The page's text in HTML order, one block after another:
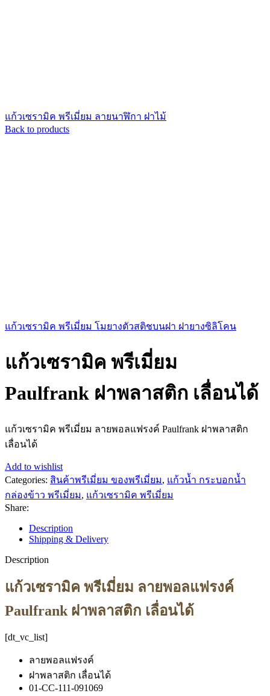
แก้วเซรามิค พรีเมี่ยม ลายนาฬิกา ฝาไม้
Back to products
แก้วเซรามิค พรีเมี่ยม โมยางตัวสติชบนฝา ฝายางซิลิโคน
แก้วเซรามิค พรีเมี่ยม
Paulfrank ฝาพลาสติก เลื่อนได้
แก้วเซรามิค พรีเมี่ยม ลายพอลแฟรงค์ Paulfrank ฝาพลาสติก
เลื่อนได้
Add to wishlist
Categories: สินค้าพรีเมี่ยม ของพรีเมี่ยม, แก้วน้ำ กระบอกน้ำ
กล่องข้าว พรีเมี่ยม, แก้วเซรามิค พรีเมี่ยม
Share:
Description
Shipping & Delivery
Description
แก้วเซรามิค พรีเมี่ยม ลายพอลแฟรงค์
Paulfrank ฝาพลาสติก เลื่อนได้
[dt_vc_list]
ลายพอลแฟรงค์
ฝาพลาสติก เลื่อนได้
01-CC-111-091069